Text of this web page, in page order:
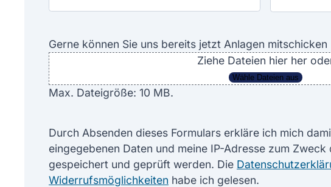
Gerne können Sie uns bereits jetzt Anlagen mitschicken
Ziehe Dateien hier her
Wähle Dateien aus
Max. Dateigröße: 10 MB.
Durch Absenden dieses Formulars erkläre ich mich
eingegebenen Daten und meine IP-Adresse zum
gespeichert und geprüft werden. Die
Widerrufsmöglichkeiten habe ich gelesen.